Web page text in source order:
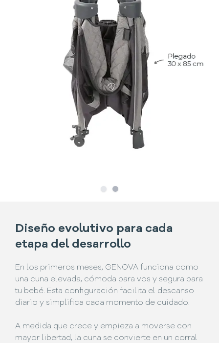
SlideSlide
Diseño evolutivo para cada
etapa del desarrollo
En los primeros meses, GENOVA funciona como
una cuna elevada, cómoda para vos y segura para
tu bebé. Esta configuración facilita el descanso
diario y simplifica cada momento de cuidado.
A medida que crece y empieza a moverse con
mayor libertad, la cuna se convierte en un corral